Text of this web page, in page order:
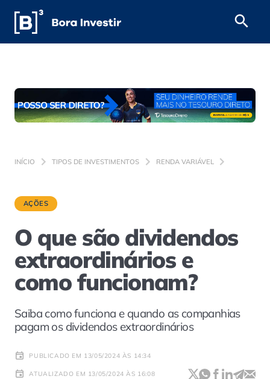
INÍCIO TIPOS DE INVESTIMENTOS RENDA VARIÁVEL
AÇÕES
O que são dividendos
extraordinários e
como funcionam?
Saiba como funciona e quando as companhias
pagam os dividendos extraordinários
PUBLICADO EM 13/05/2024 ÀS 14:34
ATUALIZADO EM 13/05/2024 ÀS 16:08